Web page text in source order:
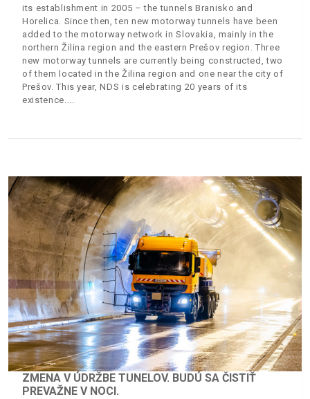
its establishment in 2005 – the tunnels Branisko and
Horelica. Since then, ten new motorway tunnels have been
added to the motorway network in Slovakia, mainly in the
northern Žilina region and the eastern Prešov region. Three
new motorway tunnels are currently being constructed, two
of them located in the Žilina region and one near the city of
Prešov. This year, NDS is celebrating 20 years of its
existence.
ZMENA V ÚDRŽBE TUNELOV. BUDÚ SA ČISTIŤ
PREVAŽNE V NOCI.